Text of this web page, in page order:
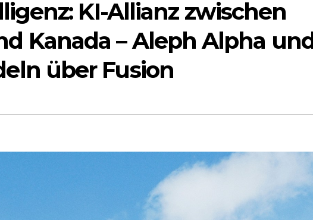
KI-Allianz zwischen
Kanada – Aleph Alpha
über Fusion